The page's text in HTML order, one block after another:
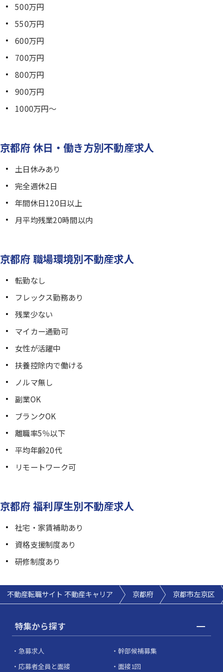
500万円
550万円
600万円
700万円
800万円
900万円
1000万円～
京都府 休日・働き方別不動産求人
土日休みあり
完全週休2日
年間休日120日以上
月平均残業20時間以内
京都府 職場環境別不動産求人
転勤なし
フレックス勤務あり
残業少ない
マイカー通勤可
女性が活躍中
扶養控除内で働ける
ノルマ無し
副業OK
ブランクOK
離職率5％以下
平均年齢20代
リモートワーク可
京都府 福利厚生別不動産求人
社宅・家賃補助あり
資格支援制度あり
研修制度あり
不動産転職サイト 不動産キャリア 京都府 京都市左京区
特集から探す
急募求人
幹部候補募集
応募者全員と面接
面接1回